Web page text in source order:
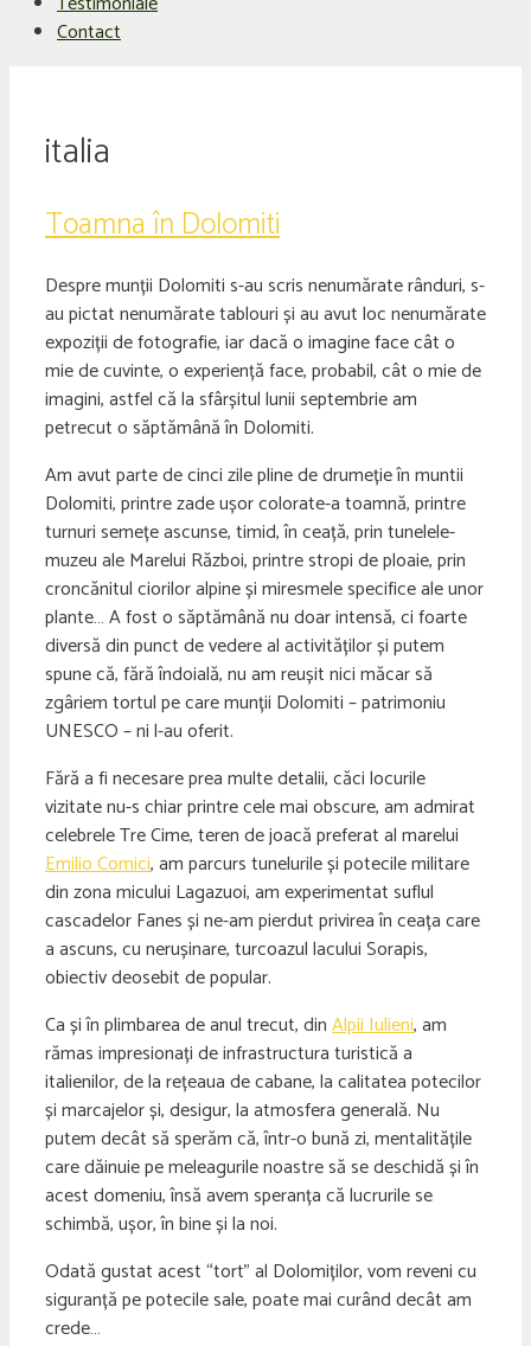
Contact
italia
Toamna în Dolomiti
Despre munții Dolomiti s-au scris nenumărate rânduri, s-
au pictat nenumărate tablouri și au avut loc nenumărate
expoziții de fotografie, iar dacă o imagine face cât o
mie de cuvinte, o experiență face, probabil, cât o mie de
imagini, astfel că la sfârșitul lunii septembrie am
petrecut o săptămână în Dolomiti.
Am avut parte de cinci zile pline de drumeție în muntii
Dolomiti, printre zade ușor colorate-a toamnă, printre
turnuri semețe ascunse, timid, în ceață, prin tunelele-
muzeu ale Marelui Război, printre stropi de ploaie, prin
croncănitul ciorilor alpine și miresmele specifice ale unor
plante… A fost o săptămână nu doar intensă, ci foarte
diversă din punct de vedere al activităților și putem
spune că, fără îndoială, nu am reușit nici măcar să
zgâriem tortul pe care munții Dolomiti – patrimoniu
UNESCO – ni l-au oferit.
Fără a fi necesare prea multe detalii, căci locurile
vizitate nu-s chiar printre cele mai obscure, am admirat
celebrele Tre Cime, teren de joacă preferat al marelui
Emilio Comici, am parcurs tunelurile și potecile militare
din zona micului Lagazuoi, am experimentat suflul
cascadelor Fanes și ne-am pierdut privirea în ceața care
a ascuns, cu nerușinare, turcoazul lacului Sorapis,
obiectiv deosebit de popular.
Ca și în plimbarea de anul trecut, dinAlpii Iulieni, am
rămas impresionați de infrastructura turistică a
italienilor, de la rețeaua de cabane, la calitatea potecilor
și marcajelor și, desigur, la atmosfera generală. Nu
putem decât să sperăm că, într-o bună zi, mentalitățile
care dăinuie pe meleagurile noastre să se deschidă și în
acest domeniu, însă avem speranța că lucrurile se
schimbă, ușor, în bine și la noi.
Odată gustat acest “tort” al Dolomiților, vom reveni cu
siguranță pe potecile sale, poate mai curând decât am
crede…